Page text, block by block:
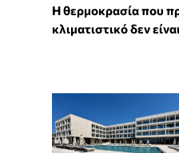
Η θερμοκρασία που
κλιματιστικό δεν